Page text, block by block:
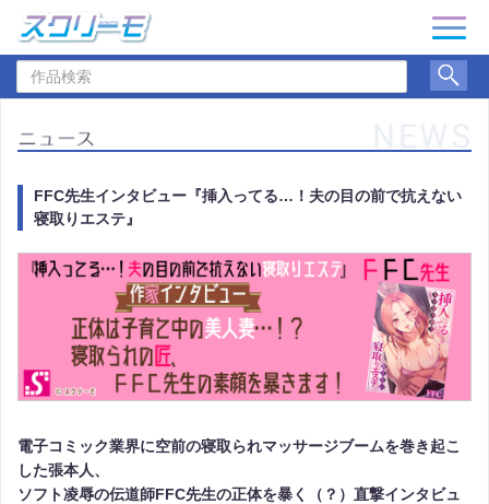
品
ナ
ゲ
ー
ン
FFC先生インタビュー『挿入ってる…！夫の目の前で抗えない
寝取りエステ』
電子コミック業界に空前の寝取られマッサージブームを巻き起こ
した張本人、
ソフト凌辱の伝道師FFC先生の正体を暴く（？）直撃インタビュ